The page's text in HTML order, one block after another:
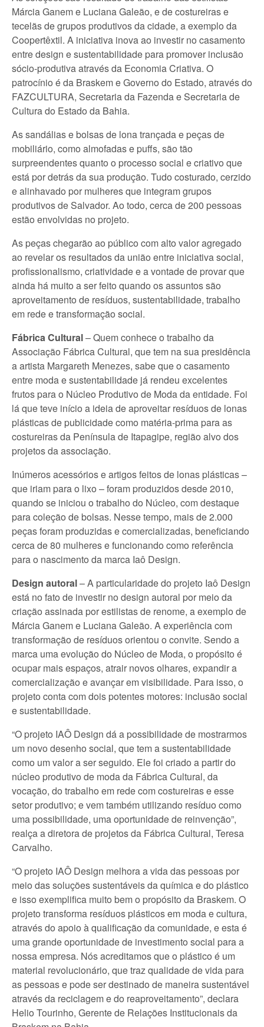
Márcia Ganem e Luciana Galeão, e de costureiras e
tecelãs de grupos produtivos da cidade, a exemplo da
Coopertêxtil. A iniciativa inova ao investir no casamento
entre design e sustentabilidade para promover inclusão
sócio-produtiva através da Economia Criativa. O
patrocínio é da Braskem e Governo do Estado, através do
FAZCULTURA, Secretaria da Fazenda e Secretaria de
Cultura do Estado da Bahia.
As sandálias e bolsas de lona trançada e peças de
mobiliário, como almofadas e puffs, são tão
surpreendentes quanto o processo social e criativo que
está por detrás da sua produção. Tudo costurado, cerzido
e alinhavado por mulheres que integram grupos
produtivos de Salvador. Ao todo, cerca de 200 pessoas
estão envolvidas no projeto.
As peças chegarão ao público com alto valor agregado
ao revelar os resultados da união entre iniciativa social,
profissionalismo, criatividade e a vontade de provar que
ainda há muito a ser feito quando os assuntos são
aproveitamento de resíduos, sustentabilidade, trabalho
em rede e transformação social.
Fábrica Cultural– Quem conhece o trabalho da
Associação Fábrica Cultural, que tem na sua presidência
a artista Margareth Menezes, sabe que o casamento
entre moda e sustentabilidade já rendeu excelentes
frutos para o Núcleo Produtivo de Moda da entidade. Foi
lá que teve início a ideia de aproveitar resíduos de lonas
plásticas de publicidade como matéria-prima para as
costureiras da Península de Itapagipe, região alvo dos
projetos da associação.
Inúmeros acessórios e artigos feitos de lonas plásticas –
que iriam para o lixo – foram produzidos desde 2010,
quando se iniciou o trabalho do Núcleo, com destaque
para coleção de bolsas. Nesse tempo, mais de 2.000
peças foram produzidas e comercializadas, beneficiando
cerca de 80 mulheres e funcionando como referência
para o nascimento da marca Iaô Design.
Design autoral– A particularidade do projeto Iaô Design
está no fato de investir no design autoral por meio da
criação assinada por estilistas de renome, a exemplo de
Márcia Ganem e Luciana Galeão. A experiência com
transformação de resíduos orientou o convite. Sendo a
marca uma evolução do Núcleo de Moda, o propósito é
ocupar mais espaços, atrair novos olhares, expandir a
comercialização e avançar em visibilidade. Para isso, o
projeto conta com dois potentes motores: inclusão social
e sustentabilidade.
“O projeto IAÔ Design dá a possibilidade de mostrarmos
um novo desenho social, que tem a sustentabilidade
como um valor a ser seguido. Ele foi criado a partir do
núcleo produtivo de moda da Fábrica Cultural, da
vocação, do trabalho em rede com costureiras e esse
setor produtivo; e vem também utilizando resíduo como
uma possibilidade, uma oportunidade de reinvenção”,
realça a diretora de projetos da Fábrica Cultural, Teresa
Carvalho.
“O projeto IAÔ Design melhora a vida das pessoas por
meio das soluções sustentáveis da química e do plástico
e isso exemplifica muito bem o propósito da Braskem. O
projeto transforma resíduos plásticos em moda e cultura,
através do apoio à qualificação da comunidade, e esta é
uma grande oportunidade de investimento social para a
nossa empresa. Nós acreditamos que o plástico é um
material revolucionário, que traz qualidade de vida para
as pessoas e pode ser destinado de maneira sustentável
através da reciclagem e do reaproveitamento”, declara
Helio Tourinho, Gerente de Relações Institucionais da